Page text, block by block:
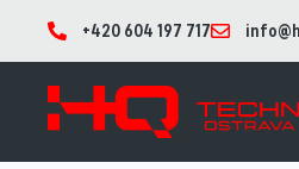
+420 604 197 717